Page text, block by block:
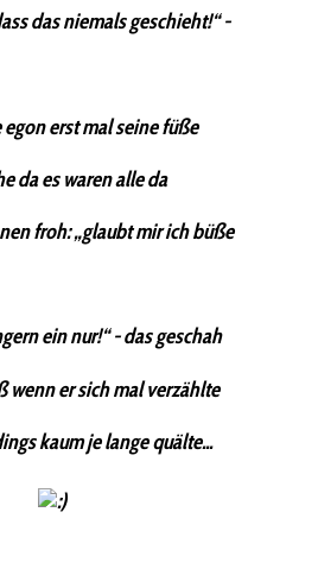
das niemals geschieht!“ -
erst mal seine füße
da es waren alle da
froh: „glaubt mir ich büße
ein nur!“ - das geschah
wenn er sich mal verzählte
kaum je lange quälte...